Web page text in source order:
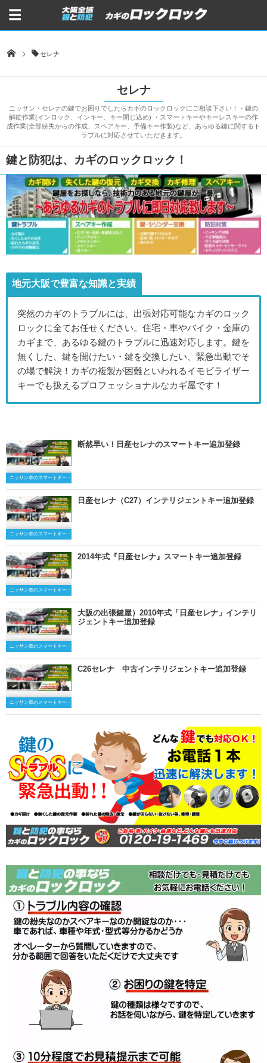
セレナ
セレナ
ニッサン・セレナの鍵でお困りでしたらカギのロックロックにご相談下さい！・鍵の
解錠作業(インロック、インキー、キー閉じ込め) ・スマートキーやキーレスキーの作
成作業(全部紛失からの作成、スペアキー、予備キー作製)など、あらゆる鍵に関するト
ラブルに対応させていただきます。
鍵と防犯は、カギのロックロック！
地元大阪で豊富な知識と実績
突然のカギのトラブルには、出張対応可能なカギのロック
ロックに全てお任せください。住宅・車やバイク・金庫の
カギまで、あるゆる鍵のトラブルに迅速対応します。鍵を
無くした、鍵を開けたい・鍵を交換したい、緊急出動でそ
の場で解決！カギの複製が困難といわれるイモビライザー
キーでも扱えるプロフェッショナルなカギ屋です！
ニッサン車のスマートキー・キーレスキー
断然早い！日産セレナのスマートキー追加登録
ニッサン車のスマートキー・キーレスキー
日産セレナ（C27）インテリジェントキー追加登録
ニッサン車のスマートキー・キーレスキー
2014年式『日産セレナ』スマートキー追加登録
ニッサン車のスマートキー・キーレスキー
大阪の出張鍵屋）2010年式「日産セレナ」インテリ
ジェントキー追加登録
ニッサン車のスマートキー・キーレスキー
C26セレナ 中古インテリジェントキー追加登録